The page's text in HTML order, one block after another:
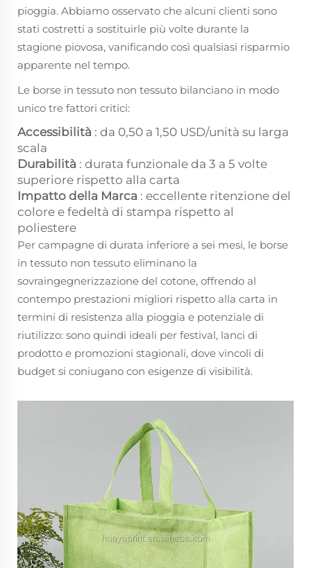
pioggia. Abbiamo osservato che alcuni clienti sono
stati costretti a sostituirle più volte durante la
stagione piovosa, vanificando così qualsiasi risparmio
apparente nel tempo.
Le borse in tessuto non tessuto bilanciano in modo
unico tre fattori critici:
Accessibilità : da 0,50 a 1,50 USD/unità su larga
scala
Durabilità : durata funzionale da 3 a 5 volte
superiore rispetto alla carta
Impatto della Marca : eccellente ritenzione del
colore e fedeltà di stampa rispetto al
poliestere
Per campagne di durata inferiore a sei mesi, le borse
in tessuto non tessuto eliminano la
sovraingegnerizzazione del cotone, offrendo al
contempo prestazioni migliori rispetto alla carta in
termini di resistenza alla pioggia e potenziale di
riutilizzo: sono quindi ideali per festival, lanci di
prodotto e promozioni stagionali, dove vincoli di
budget si coniugano con esigenze di visibilità.